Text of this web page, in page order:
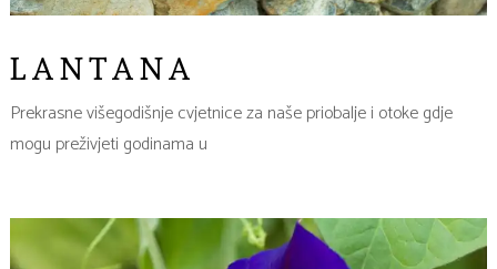
LANTANA
Prekrasne višegodišnje cvjetnice za naše priobalje i otoke gdje
mogu preživjeti godinama u